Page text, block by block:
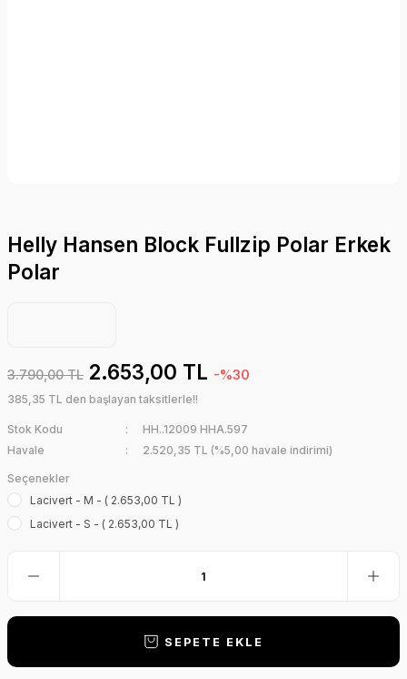
Helly Hansen Block Fullzip Polar Erkek
Polar
3.790,00 TL 2.653,00 TL -%30
385,35 TL den başlayan taksitlerle!!
Stok Kodu
HH..12009 HHA.597
Havale
2.520,35 TL (%5,00 havale indirimi)
Seçenekler
Lacivert - M - ( 2.653,00 TL )
Lacivert - S - ( 2.653,00 TL )
SEPETE EKLE